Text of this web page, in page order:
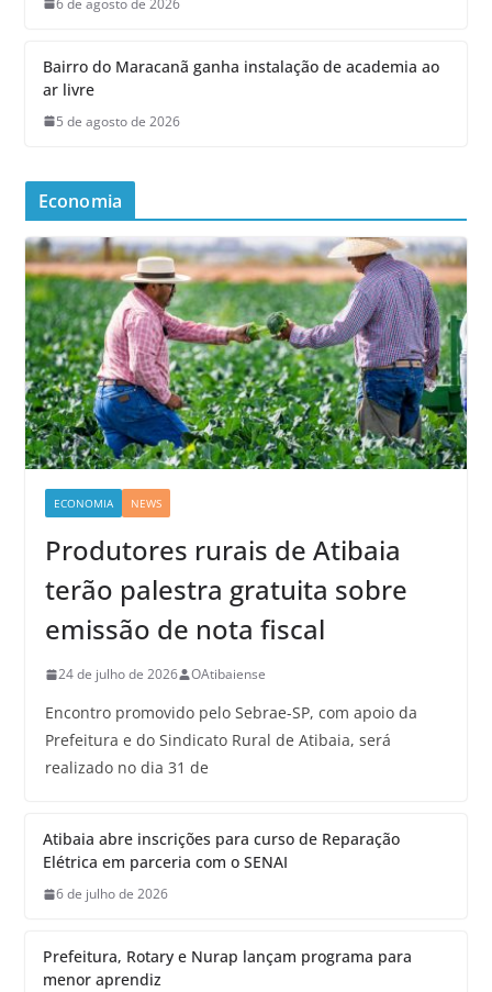
Bairro do Maracanã ganha instalação de academia ao
ar livre
5 de agosto de 2026
Economia
ECONOMIA NEWS
Produtores rurais de Atibaia
terão palestra gratuita sobre
emissão de nota fiscal
24 de julho de 2026 OAtibaiense
Encontro promovido pelo Sebrae-SP, com apoio da
Prefeitura e do Sindicato Rural de Atibaia, será
realizado no dia 31 de
Atibaia abre inscrições para curso de Reparação
Elétrica em parceria com o SENAI
6 de julho de 2026
Prefeitura, Rotary e Nurap lançam programa para
menor aprendiz